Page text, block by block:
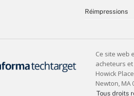
Réimpressions
Tous droits